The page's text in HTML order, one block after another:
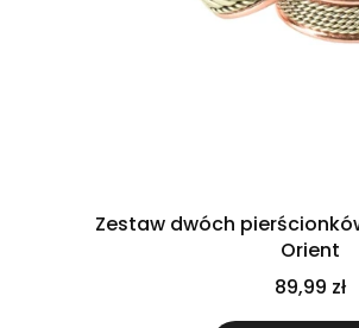
Zestaw dwóch
Orient
89,99 zł